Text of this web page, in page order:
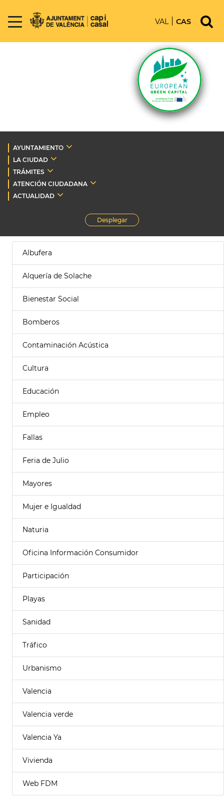
VAL CAS
AYUNTAMIENTO
LA CIUDAD
TRÁMITES
ATENCIÓN CIUDADANA
ACTUALIDAD
Desplegar
Albufera
Alquería de Solache
Bienestar Social
Bomberos
Contaminación Acústica
Cultura
Educación
Empleo
Fallas
Feria de Julio
Mayores
Mujer e Igualdad
Naturia
Oficina Información Consumidor
Participación
Playas
Sanidad
Tráfico
Urbanismo
Valencia
Valencia verde
Valencia Ya
Vivienda
Web FDM